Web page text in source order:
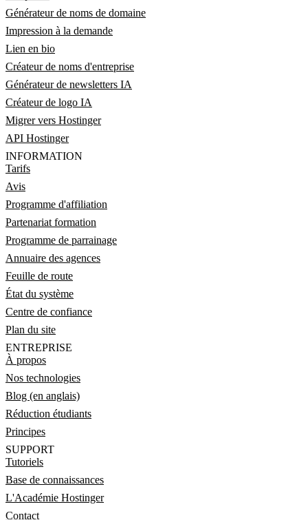
Générateur de noms de domaine
Impression à la demande
Lien en bio
Créateur de noms d'entreprise
Générateur de newsletters IA
Créateur de logo IA
Migrer vers Hostinger
API Hostinger
INFORMATION
Tarifs
Avis
Programme d'affiliation
Partenariat formation
Programme de parrainage
Annuaire des agences
Feuille de route
État du système
Centre de confiance
Plan du site
ENTREPRISE
À propos
Nos technologies
Blog (en anglais)
Réduction étudiants
Principes
SUPPORT
Tutoriels
Base de connaissances
L'Académie Hostinger
Contact